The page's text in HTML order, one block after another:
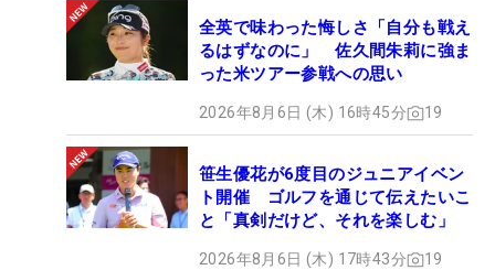
全英で味わった悔しさ「自分も戦え
るはずなのに」 佐久間朱莉に強ま
った米ツアー参戦への思い
2026年8月6日 (木) 16時45分 19
笹生優花が6度目のジュニアイベン
ト開催 ゴルフを通じて伝えたいこ
と「真剣だけど、それを楽しむ」
2026年8月6日 (木) 17時43分 19